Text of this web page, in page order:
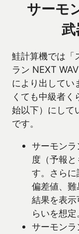
サーモ
鮭計算機では「
ラン NEXT
により出してい
くても中級者
始以下）にして
です。
サーモン
度（予報
す。さら
偏差値、
結果を表示
らいを想定
サーモン